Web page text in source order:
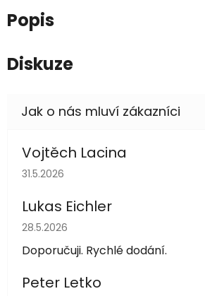
Popis
Diskuze
Vojtěch Lacina
Hodnocení obchodu je 5 z 5
31.5.2026
Lukas Eichler
Hodnocení obchodu je 5 z 5
28.5.2026
Doporučuji. Rychlé dodání.
Peter Letko